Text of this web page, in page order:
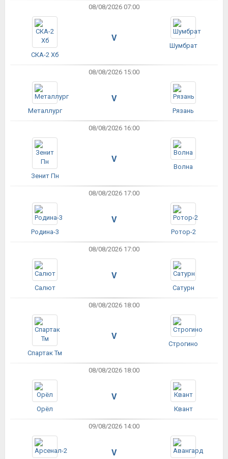
08/08/2026 07:00
СКА-2 Хб
V
Шумбрат
08/08/2026 15:00
Металлург
V
Рязань
08/08/2026 16:00
Зенит Пн
V
Волна
08/08/2026 17:00
Родина-3
V
Ротор-2
08/08/2026 17:00
Салют
V
Сатурн
08/08/2026 18:00
Спартак Тм
V
Строгино
08/08/2026 18:00
Орёл
V
Квант
09/08/2026 14:00
V